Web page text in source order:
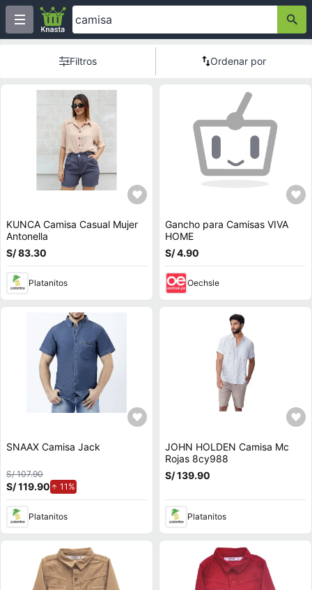
Filtros Ordenar por
KUNCA Camisa Casual Mujer
Antonella
S/ 83.30
Platanitos
Gancho para Camisas VIVA
HOME
S/ 4.90
Oechsle
SNAAX Camisa Jack
S/ 107.90
S/ 119.90 11%
Platanitos
JOHN HOLDEN Camisa Mc
Rojas 8cy988
S/ 139.90
Platanitos